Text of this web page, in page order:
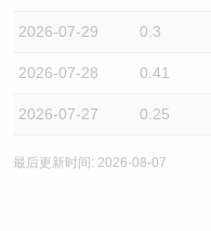
2026-07-29 0.3
2026-07-28 0.41
2026-07-27 0.25
最后更新时间: 2026-08-07